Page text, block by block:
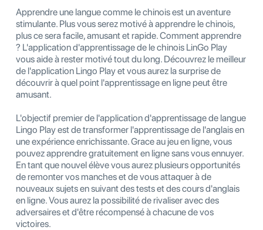
Apprendre une langue comme le chinois est un aventure
stimulante. Plus vous serez motivé à apprendre le chinois,
plus ce sera facile, amusant et rapide. Comment apprendre
? L'application d'apprentissage de le chinois LinGo Play
vous aide à rester motivé tout du long. Découvrez le meilleur
de l'application Lingo Play et vous aurez la surprise de
découvrir à quel point l'apprentissage en ligne peut être
amusant.
L'objectif premier de l'application d'apprentissage de langue
Lingo Play est de transformer l'apprentissage de l'anglais en
une expérience enrichissante. Grace au jeu en ligne, vous
pouvez apprendre gratuitement en ligne sans vous ennuyer.
En tant que nouvel élève vous aurez plusieurs opportunités
de remonter vos manches et de vous attaquer à de
nouveaux sujets en suivant des tests et des cours d'anglais
en ligne. Vous aurez la possibilité de rivaliser avec des
adversaires et d'être récompensé à chacune de vos
victoires.